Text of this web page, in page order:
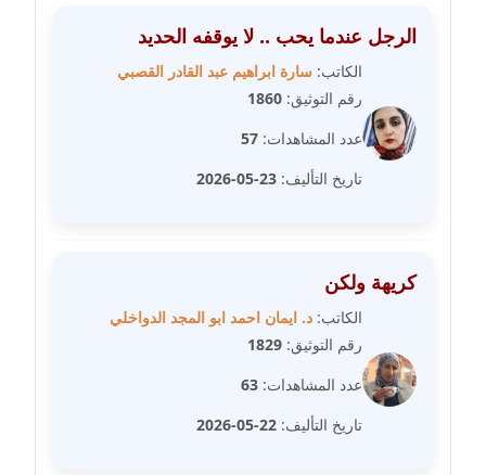
مدونة مارية محمد
عاملة
مدونة مبارك عابد
عاملة
مدونة محاسن علي
مدونة محمد ابو النور
عاملة
مدونة محمد التجاني
مدونة محمد الشافعي
الرجل عندما يحب .. لا يوقفه الحديد
الكاتب: سارة ابراهيم عبد القادر القصبي
رقم التوثيق: 1860
عدد المشاهدات: 57
تاريخ التأليف: 23-05-2026
كريهة ولكن
الكاتب: د. ايمان احمد ابو المجد الدواخلي
رقم التوثيق: 1829
عدد المشاهدات: 63
تاريخ التأليف: 22-05-2026